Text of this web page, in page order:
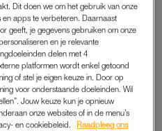
nieuw seizoen van haar leven
wil zo lang mogelijk genieten
haar aan kunnen sjezen’.
moest ik goed de spiegel
weer terugbracht naar
Dit doen we om het gebruik van onze
en apps te verbeteren. Daarnaast
geeft, je gegevens gebruiken om onze
en je relevante
delen met 4
platformen wordt enkel getoond
of stel je eigen keuze in. Door op
voor onderstaande doeleinden. Wil
Jouw keuze kun je opnieuw
onze websites of in de menu’s
en cookiebeleid.
Raadpleeg ons